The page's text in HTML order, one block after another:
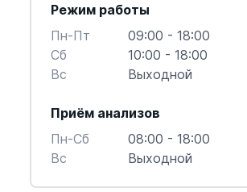
Режим работы
Пн-Пт
09:00 - 18:00
Cб
10:00 - 18:00
Вс
Выходной
Приём анализов
Пн-Cб
08:00 - 18:00
Вс
Выходной